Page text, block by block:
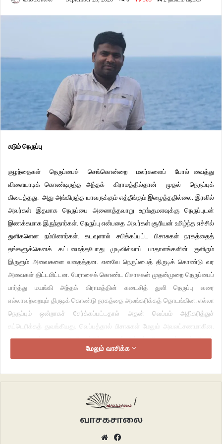
சுடும் நெருப்பு
குழந்தைகள் நெருப்பைச் செங்கொன்றை மலர்களைப் போல் வைத்து
விளையாடிக் கொண்டிருந்த அந்தக் கிராமத்தில்தான் முதல் நெருப்புக்
கிடைத்தது. அது அங்கிருந்த யாவருக்கும் எத்தீங்கும் இழைத்ததில்லை. இரவில்
அவர்கள் இதமாக நெருப்பை அணைத்தவாறு உறங்குமளவுக்கு நெருப்புடன்
இணக்கமாக இருந்தார்கள். நெருப்பு என்பதை அவர்கள் சூரியன் உமிழ்ந்த எச்சில்
துளிகளென நம்பினார்கள். கடவுளால் சபிக்கப்பட்ட பிசாசுகள் நரகத்தைத்
தங்களுக்கெனக் கட்டமைத்தபோது முடிவில்லாப் பாதாளங்களின் குளிரும்
இருளும் அவைகளை வதைத்தன. எனவே நெருப்பைத் திருடிக் கொண்டு வர
அவைகள் திட்டமிட்டன. பேராசைக் கொண்ட பிசாசுகள் முதன்முறை நெருப்பைப்
பார்த்து மயங்கி அந்தக் கிராமத்தின் கடைசித் துளி நெருப்பு வரை
எல்லாவற்றையும் திருடிக் கொண்டு நரகத்தை அலங்கரிக்கத் தொடங்கின. எல்லா
நெருப்பும் ஒன்றாகச் சேர்க்கப்பட்டதால் அதன் வெப்பம் அதிகரித்துச்
சுட்டெரிக்கத் துவங்கியது. வெப்பத்தால் பிசாசுகள் மேலும் அவலட்சணமாகின.
அதே சமயம் ஒரு துளி நெருப்பில்லாததால் அந்தக் கிராம மக்களும் பெரும்
அவதிக்குள்ளாகினர். அருகிலிருந்த வனாந்திரத்தில் தவம் செய்த துறவியிடம்
பற்ற துறவி கோலை உருவியெடுத்தார். கோலின் முனையில் இப்போது
நெருப்பிருந்தது. ஆனால் அதன் இயல்பு மாறி இப்போது தொடுபவர்களைக்
கற்றுக்கொடுத்தார். அதன்பின் நெருப்பை மக்கள் ஜாக்கிரதையாகப் புழங்க
மேலும் வாசிக்க
வாசகசாலை
Website